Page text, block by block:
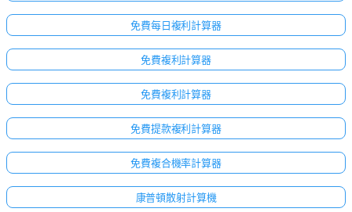
免費每日複利計算器
免費複利計算器
免費複利計算器
免費提款複利計算器
免費複合機率計算器
康普頓散射計算機